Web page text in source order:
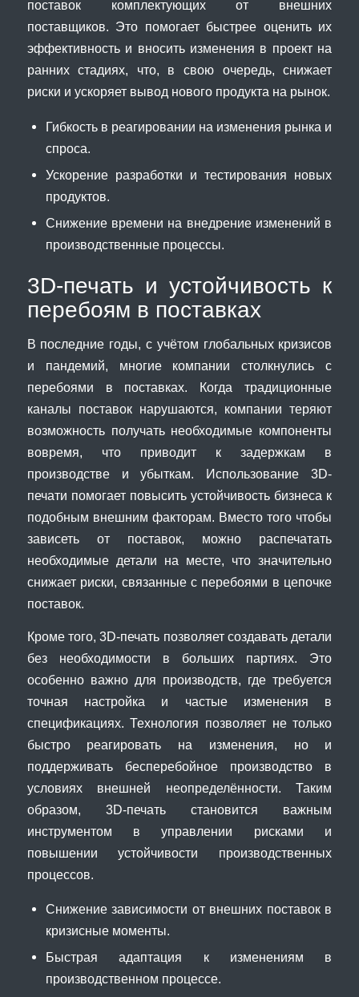
поставок комплектующих от внешних
поставщиков. Это помогает быстрее оценить их
эффективность и вносить изменения в проект на
ранних стадиях, что, в свою очередь, снижает
риски и ускоряет вывод нового продукта на рынок.
Гибкость в реагировании на изменения рынка и
спроса.
Ускорение разработки и тестирования новых
продуктов.
Снижение времени на внедрение изменений в
производственные процессы.
3D-печать и устойчивость к
перебоям в поставках
В последние годы, с учётом глобальных кризисов
и пандемий, многие компании столкнулись с
перебоями в поставках. Когда традиционные
каналы поставок нарушаются, компании теряют
возможность получать необходимые компоненты
вовремя, что приводит к задержкам в
производстве и убыткам. Использование 3D-
печати помогает повысить устойчивость бизнеса к
подобным внешним факторам. Вместо того чтобы
зависеть от поставок, можно распечатать
необходимые детали на месте, что значительно
снижает риски, связанные с перебоями в цепочке
поставок.
Кроме того, 3D-печать позволяет создавать детали
без необходимости в больших партиях. Это
особенно важно для производств, где требуется
точная настройка и частые изменения в
спецификациях. Технология позволяет не только
быстро реагировать на изменения, но и
поддерживать бесперебойное производство в
условиях внешней неопределённости. Таким
образом, 3D-печать становится важным
инструментом в управлении рисками и
повышении устойчивости производственных
процессов.
Снижение зависимости от внешних поставок в
кризисные моменты.
Быстрая адаптация к изменениям в
производственном процессе.